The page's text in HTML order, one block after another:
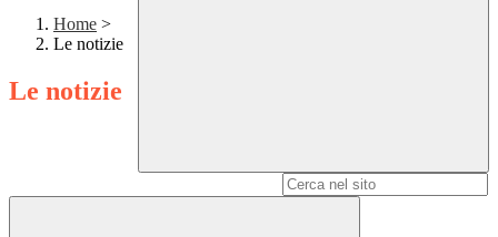
Home >
Le notizie
Le notizie